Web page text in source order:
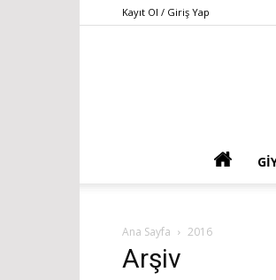
Kayıt Ol / Giriş Yap
Ana Sayfa 2016
Arşiv